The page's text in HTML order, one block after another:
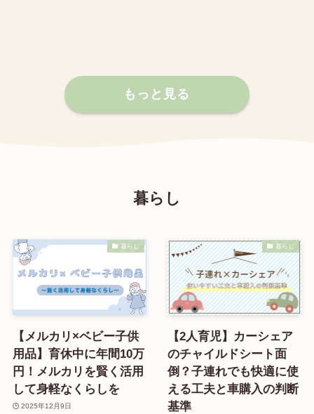
もっと見る
暮らし
暮らし
【メルカリ×ベビー子供
用品】育休中に年間10万
円！メルカリを賢く活用
して身軽なくらしを
2025年12月9日
暮らし
【2人育児】カーシェア
のチャイルドシート面
倒？子連れでも快適に使
える工夫と車購入の判断
基準